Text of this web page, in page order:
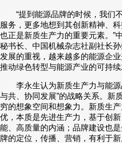
“提到能源品牌的时候，我们
服务，更多地想到其创新精神、
也正是新质生产力的重要元素。”
秘书长、中国机械杂志社副社长
发展的重视，越来越多的能源企
推动绿色转型与能源产业的可持续
李永生认为新质生产力与能
与共、协同发展”的战略关系。新
穷的想象空间和想象力。新质生
优，本质是先进生产力，基于创
能、高质量的内涵；品牌建设也
牌的定位，传播、营销，有利于